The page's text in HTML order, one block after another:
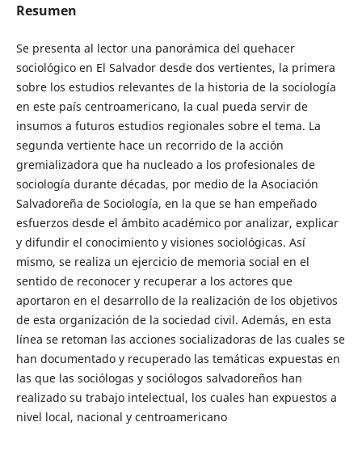
Resumen
Se presenta al lector una panorámica del quehacer
sociológico en El Salvador desde dos vertientes, la primera
sobre los estudios relevantes de la historia de la sociología
en este país centroamericano, la cual pueda servir de
insumos a futuros estudios regionales sobre el tema. La
segunda vertiente hace un recorrido de la acción
gremializadora que ha nucleado a los profesionales de
sociología durante décadas, por medio de la Asociación
Salvadoreña de Sociología, en la que se han empeñado
esfuerzos desde el ámbito académico por analizar, explicar
y difundir el conocimiento y visiones sociológicas. Así
mismo, se realiza un ejercicio de memoria social en el
sentido de reconocer y recuperar a los actores que
aportaron en el desarrollo de la realización de los objetivos
de esta organización de la sociedad civil. Además, en esta
línea se retoman las acciones socializadoras de las cuales se
han documentado y recuperado las temáticas expuestas en
las que las sociólogas y sociólogos salvadoreños han
realizado su trabajo intelectual, los cuales han expuestos a
nivel local, nacional y centroamericano